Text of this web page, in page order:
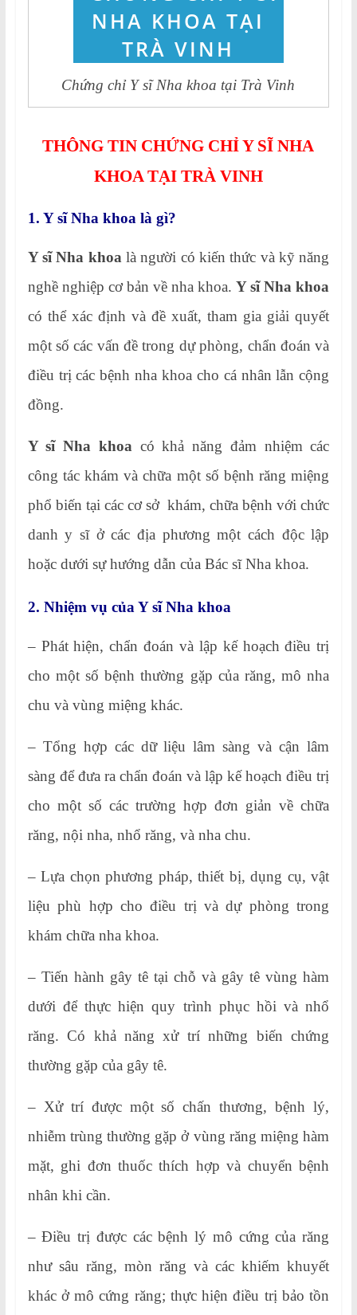
Chứng chỉ Y sĩ Nha khoa tại Trà Vinh
THÔNG TIN CHỨNG CHỈ Y SĨ NHA
KHOA TẠI TRÀ VINH
1. Y sĩ Nha khoa là gì?
Y sĩ Nha khoa là người có kiến thức và kỹ năng
nghề nghiệp cơ bản về nha khoa.Y sĩ Nha khoa
có thể xác định và đề xuất, tham gia giải quyết
một số các vấn đề trong dự phòng, chẩn đoán và
điều trị các bệnh nha khoa cho cá nhân lẫn cộng
đồng.
Y sĩ Nha khoa có khả năng đảm nhiệm các
công tác khám và chữa một số bệnh răng miệng
phổ biến tại các cơ sở khám, chữa bệnh với chức
danh y sĩ ở các địa phương một cách độc lập
hoặc dưới sự hướng dẫn của Bác sĩ Nha khoa.
2. Nhiệm vụ của Y sĩ Nha khoa
– Phát hiện, chẩn đoán và lập kế hoạch điều trị
cho một số bệnh thường gặp của răng, mô nha
chu và vùng miệng khác.
– Tổng hợp các dữ liệu lâm sàng và cận lâm
sàng để đưa ra chẩn đoán và lập kế hoạch điều trị
cho một số các trường hợp đơn giản về chữa
răng, nội nha, nhổ răng, và nha chu.
– Lựa chọn phương pháp, thiết bị, dụng cụ, vật
liệu phù hợp cho điều trị và dự phòng trong
khám chữa nha khoa.
– Tiến hành gây tê tại chỗ và gây tê vùng hàm
dưới để thực hiện quy trình phục hồi và nhổ
răng. Có khả năng xử trí những biến chứng
thường gặp của gây tê.
– Xử trí được một số chấn thương, bệnh lý,
nhiễm trùng thường gặp ở vùng răng miệng hàm
mặt, ghi đơn thuốc thích hợp và chuyển bệnh
nhân khi cần.
– Điều trị được các bệnh lý mô cứng của răng
như sâu răng, mòn răng và các khiếm khuyết
khác ở mô cứng răng; thực hiện điều trị bảo tồn